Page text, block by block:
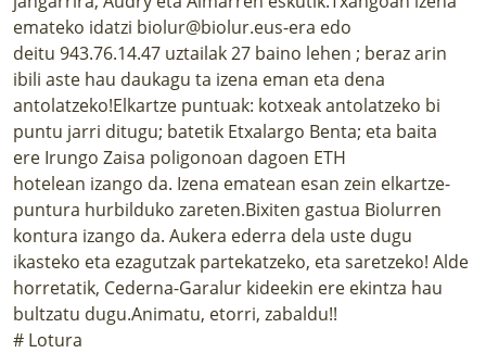
emateko idatzi biolur@biolur.eus-era edo
deitu 943.76.14.47 uztailak 27 baino lehen ; beraz arin
ibili aste hau daukagu ta izena eman eta dena
antolatzeko!Elkartze puntuak: kotxeak antolatzeko bi
puntu jarri ditugu; batetik Etxalargo Benta; eta baita
ere Irungo Zaisa poligonoan dagoen ETH
hotelean izango da. Izena ematean esan zein elkartze-
puntura hurbilduko zareten.Bixiten gastua Biolurren
kontura izango da. Aukera ederra dela uste dugu
ikasteko eta ezagutzak partekatzeko, eta saretzeko! Alde
horretatik, Cederna-Garalur kideekin ere ekintza hau
bultzatu dugu.Animatu, etorri, zabaldu!!
# Lotura